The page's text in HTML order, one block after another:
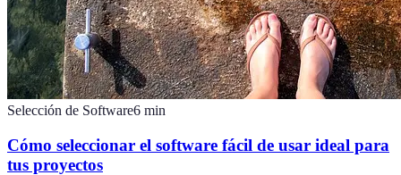
Selección de Software6 min
Cómo seleccionar el software fácil de usar ideal para
tus proyectos